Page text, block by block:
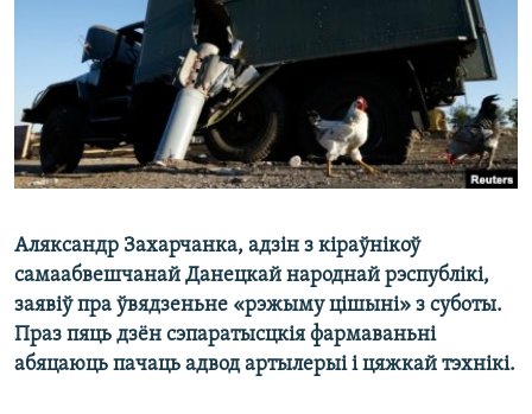
КАЛЯНДАР
НА ХВАЛЯХ СВАБОДЫ
Аляксандр Захарчанка, адзін з кіраўнікоў
самаабвешчанай Данецкай народнай рэспублікі,
заявіў пра ўвядзеньне «рэжыму цішыні» з суботы.
Праз пяць дзён сэпаратысцкія фармаваньні
абяцаюць пачаць адвод артылерыі і цяжкай тэхнікі.